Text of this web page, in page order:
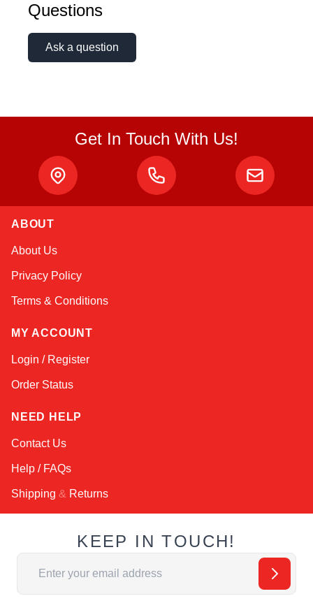
Questions
Ask a question
Get In Touch With Us!
ABOUT
About Us
Privacy Policy
Terms & Conditions
MY ACCOUNT
Login / Register
Order Status
NEED HELP
Contact Us
Help / FAQs
Shipping & Returns
KEEP IN TOUCH!
Email Address